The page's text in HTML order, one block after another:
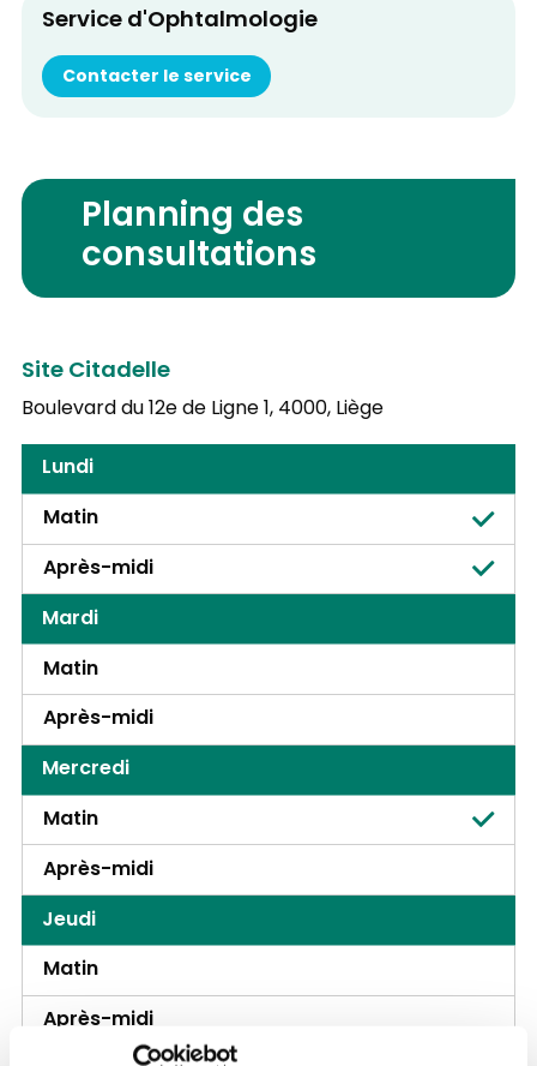
Service d'Ophtalmologie
Contacter le service
Planning des
consultations
Site Citadelle
Boulevard du 12e de Ligne 1,4000, Liège
Lundi
Matin
Après-midi
Mardi
Matin
Après-midi
Mercredi
Matin
Après-midi
Jeudi
Matin
Après-midi